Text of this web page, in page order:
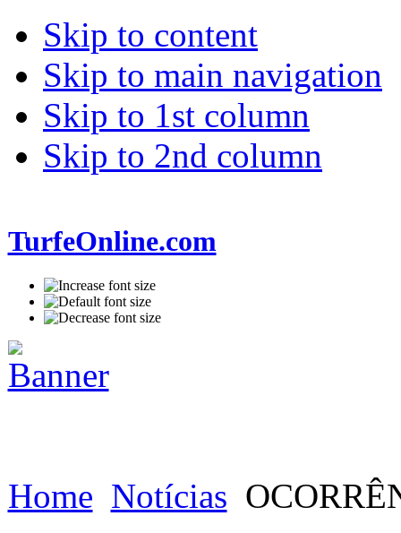
Skip to content
Skip to main navigation
Skip to 1st column
Skip to 2nd column
TurfeOnline.com
Home Notícias